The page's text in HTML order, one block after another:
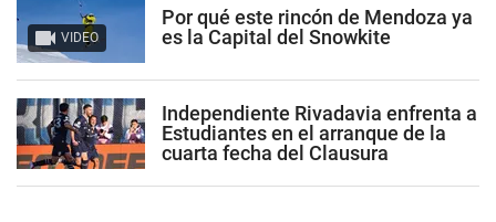
VIDEO
Por qué este rincón de Mendoza ya
es la Capital del Snowkite
Independiente Rivadavia enfrenta a
Estudiantes en el arranque de la
cuarta fecha del Clausura